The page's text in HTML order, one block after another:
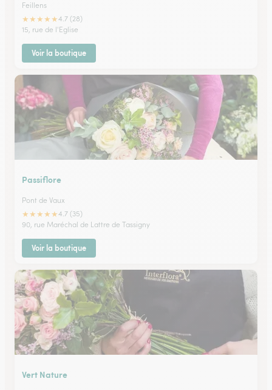
Feillens
★★★★★4.7 (28)
15, rue de l'Eglise
Voir la boutique
Passiflore
Pont de Vaux
★★★★★4.7 (35)
90, rue Maréchal de Lattre de Tassigny
Voir la boutique
Vert Nature